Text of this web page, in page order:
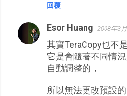
回覆
Esor Huang 2008年3
其實TeraCopy也不
它是會隨著不同情
自動調整的，
所以無法更改預設的